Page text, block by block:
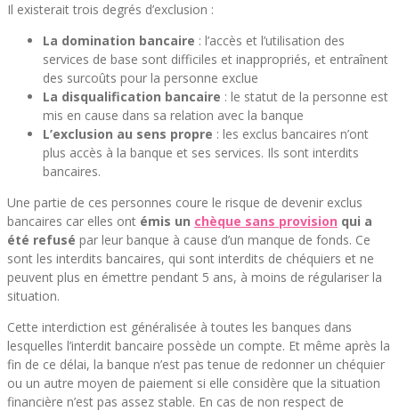
Il existerait trois degrés d’exclusion :
La domination bancaire : l’accès et l’utilisation des
services de base sont difficiles et inappropriés, et entraînent
des surcoûts pour la personne exclue
La disqualification bancaire : le statut de la personne est
mis en cause dans sa relation avec la banque
L’exclusion au sens propre : les exclus bancaires n’ont
plus accès à la banque et ses services. Ils sont interdits
bancaires.
Une partie de ces personnes coure le risque de devenir exclus
bancaires car elles ont émis un chèque sans provision qui a
été refusé par leur banque à cause d’un manque de fonds. Ce
sont les interdits bancaires, qui sont interdits de chéquiers et ne
peuvent plus en émettre pendant 5 ans, à moins de régulariser la
situation.
Cette interdiction est généralisée à toutes les banques dans
lesquelles l’interdit bancaire possède un compte. Et même après la
fin de ce délai, la banque n’est pas tenue de redonner un chéquier
ou un autre moyen de paiement si elle considère que la situation
financière n’est pas assez stable. En cas de non respect de